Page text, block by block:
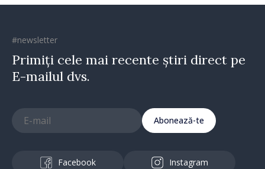
#newsletter
Primiți cele mai recente știri direct pe
E-mailul dvs.
Abonează-te
Facebook Instagram